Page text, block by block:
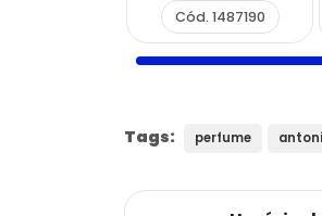
Cód. 1487190
Tags: perfume